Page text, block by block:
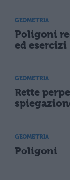
GEOMETRIA
Poligoni
ed esercizi
GEOMETRIA
Rette
GEOMETRIA
Poligoni